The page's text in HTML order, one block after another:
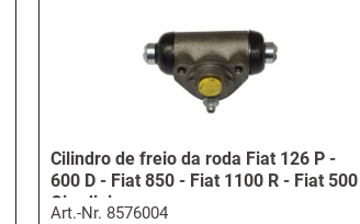
Cilindro de freio da roda Fiat 126 P -
600 D - Fiat 850 - Fiat 1100 R - Fiat 500
Giardiniera -...
Art.-Nr. 8576004